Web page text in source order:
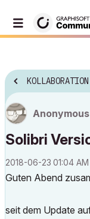
KOLLABORATION MIT
Anonymous
Solibri
‎2018-06-23 01:04 AM
Guten Abend
seit dem Update